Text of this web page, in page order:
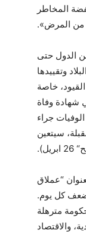
المخاطر
من المرض».
الدول حتى
وتقييدها
خاصة
شهادة وفاة
جراء
سيتعين
“عملاق
أضعف كل يوم.
مترهلة
والاقتصاد